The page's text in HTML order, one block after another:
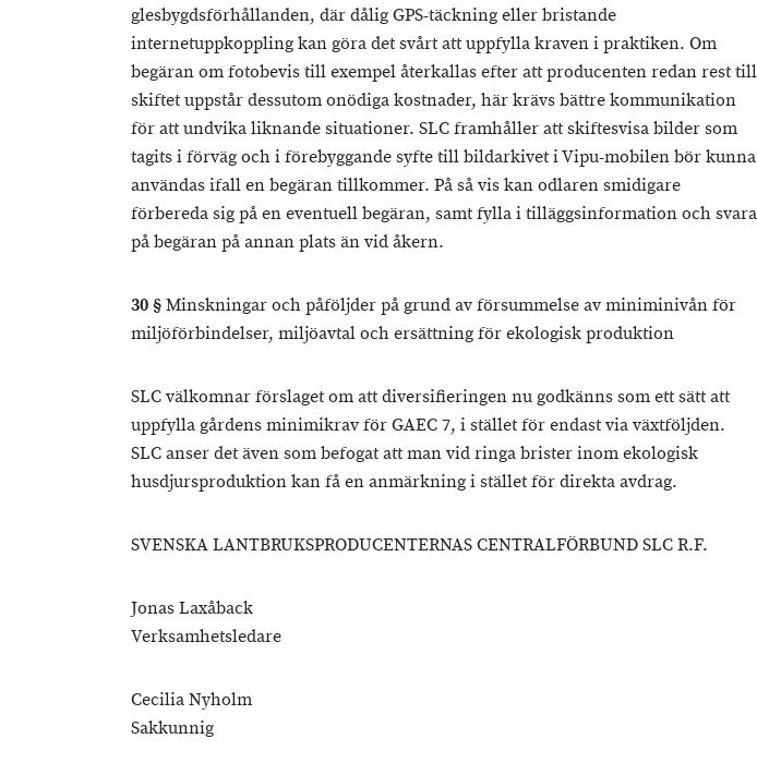
glesbygdsförhållanden, där dålig GPS-täckning eller bristande
internetuppkoppling kan göra det svårt att uppfylla kraven i praktiken. Om
begäran om fotobevis till exempel återkallas efter att producenten redan rest till
skiftet uppstår dessutom onödiga kostnader, här krävs bättre kommunikation
för att undvika liknande situationer. SLC framhåller att skiftesvisa bilder som
tagits i förväg och i förebyggande syfte till bildarkivet i Vipu-mobilen bör kunna
användas ifall en begäran tillkommer. På så vis kan odlaren smidigare
förbereda sig på en eventuell begäran, samt fylla i tilläggsinformation och svara
på begäran på annan plats än vid åkern.
30 §Minskningar och påföljder på grund av försummelse av miniminivån för
miljöförbindelser, miljöavtal och ersättning för ekologisk produktion
SLC välkomnar förslaget om att diversifieringen nu godkänns som ett sätt att
uppfylla gårdens minimikrav för GAEC 7, i stället för endast via växtföljden.
SLC anser det även som befogat att man vid ringa brister inom ekologisk
husdjursproduktion kan få en anmärkning i stället för direkta avdrag.
SVENSKA LANTBRUKSPRODUCENTERNAS CENTRALFÖRBUND SLC R.F.
Jonas Laxåback
Verksamhetsledare
Cecilia Nyholm
Sakkunnig